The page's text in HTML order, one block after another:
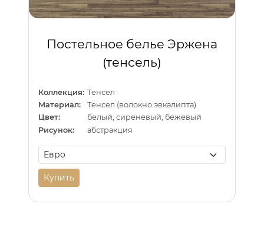
Постельное белье Эржена
(тенсель)
Коллекция: Тенсел
Материал:
Тенсел (волокно эвкалипта)
Цвет:
белый, сиреневый, бежевый
Рисунок:
абстракция
Купить